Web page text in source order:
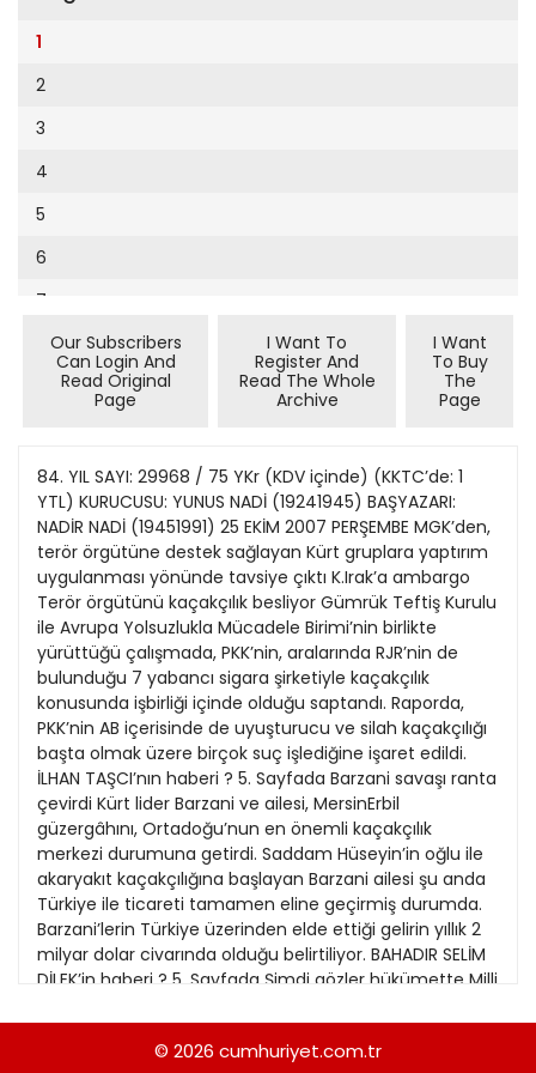
Cumhuriyet Sağlıklı Beslenme
Cumhuriyet Sokak
Cumhuriyet Spor
Cumhuriyet Strateji
Cumhuriyet Tarım
Cumhuriyet Yılbaşı
Çerçeve Eki
Dergi Eki
Ekonomi Eki
Evleniyoruz
Güney Dogu
Kitap Eki
Özel Ekler
Özel Okullar
Sevgililer Günü
Siyaset Eki
Sürdürülebilir yaşam
Turizm Eki
Yerel Yönetimler
1994
1991
1990
1989
1988
1987
1986
1985
1984
1983
1982
1981
1980
9
10
11
12
13
14
15
16
19
20
21
22
23
24
25
26
27
28
29
30
31
1
2
3
4
5
6
7
11
12
13
14
15
16
17
18
19
20
Our Subscribers
Can Login And
Read Original
Page
I Want To
Register And
Read The Whole
Archive
I Want
To Buy
The
Page
84. YIL SAYI: 29968 / 75 YKr (KDV içinde) (KKTC’de: 1
YTL) KURUCUSU: YUNUS NADİ (19241945) BAŞYAZARI:
NADİR NADİ (19451991) 25 EKİM 2007 PERŞEMBE MGK’den,
terör örgütüne destek sağlayan Kürt gruplara yaptırım
uygulanması yönünde tavsiye çıktı K.Irak’a ambargo
Terör örgütünü kaçakçılık besliyor Gümrük Teftiş Kurulu
ile Avrupa Yolsuzlukla Mücadele Birimi’nin birlikte
yürüttüğü çalışmada, PKK’nin, aralarında RJR’nin de
bulunduğu 7 yabancı sigara şirketiyle kaçakçılık
konusunda işbirliği içinde olduğu saptandı. Raporda,
PKK’nin AB içerisinde de uyuşturucu ve silah kaçakçılığı
başta olmak üzere birçok suç işlediğine işaret edildi.
İLHAN TAŞCI’nın haberi ? 5. Sayfada Barzani savaşı ranta
çevirdi Kürt lider Barzani ve ailesi, MersinErbil
güzergâhını, Ortadoğu’nun en önemli kaçakçılık
merkezi durumuna getirdi. Saddam Hüseyin’in oğlu ile
akaryakıt kaçakçılığına başlayan Barzani ailesi şu anda
Türkiye ile ticareti tamamen eline geçirmiş durumda.
Barzani’lerin Türkiye üzerinden elde ettiği gelirin yıllık 2
milyar dolar civarında olduğu belirtiliyor. BAHADIR SELİM
DİLEK’in haberi ? 5. Sayfada Şimdi gözler hükümette Milli
faaliyelerine yönelik girişimde bulunmayan ve PKK’ye
her türlü lojistik desteği sağlayan Kürt grupların
© 2026 cumhuriyet.com.tr